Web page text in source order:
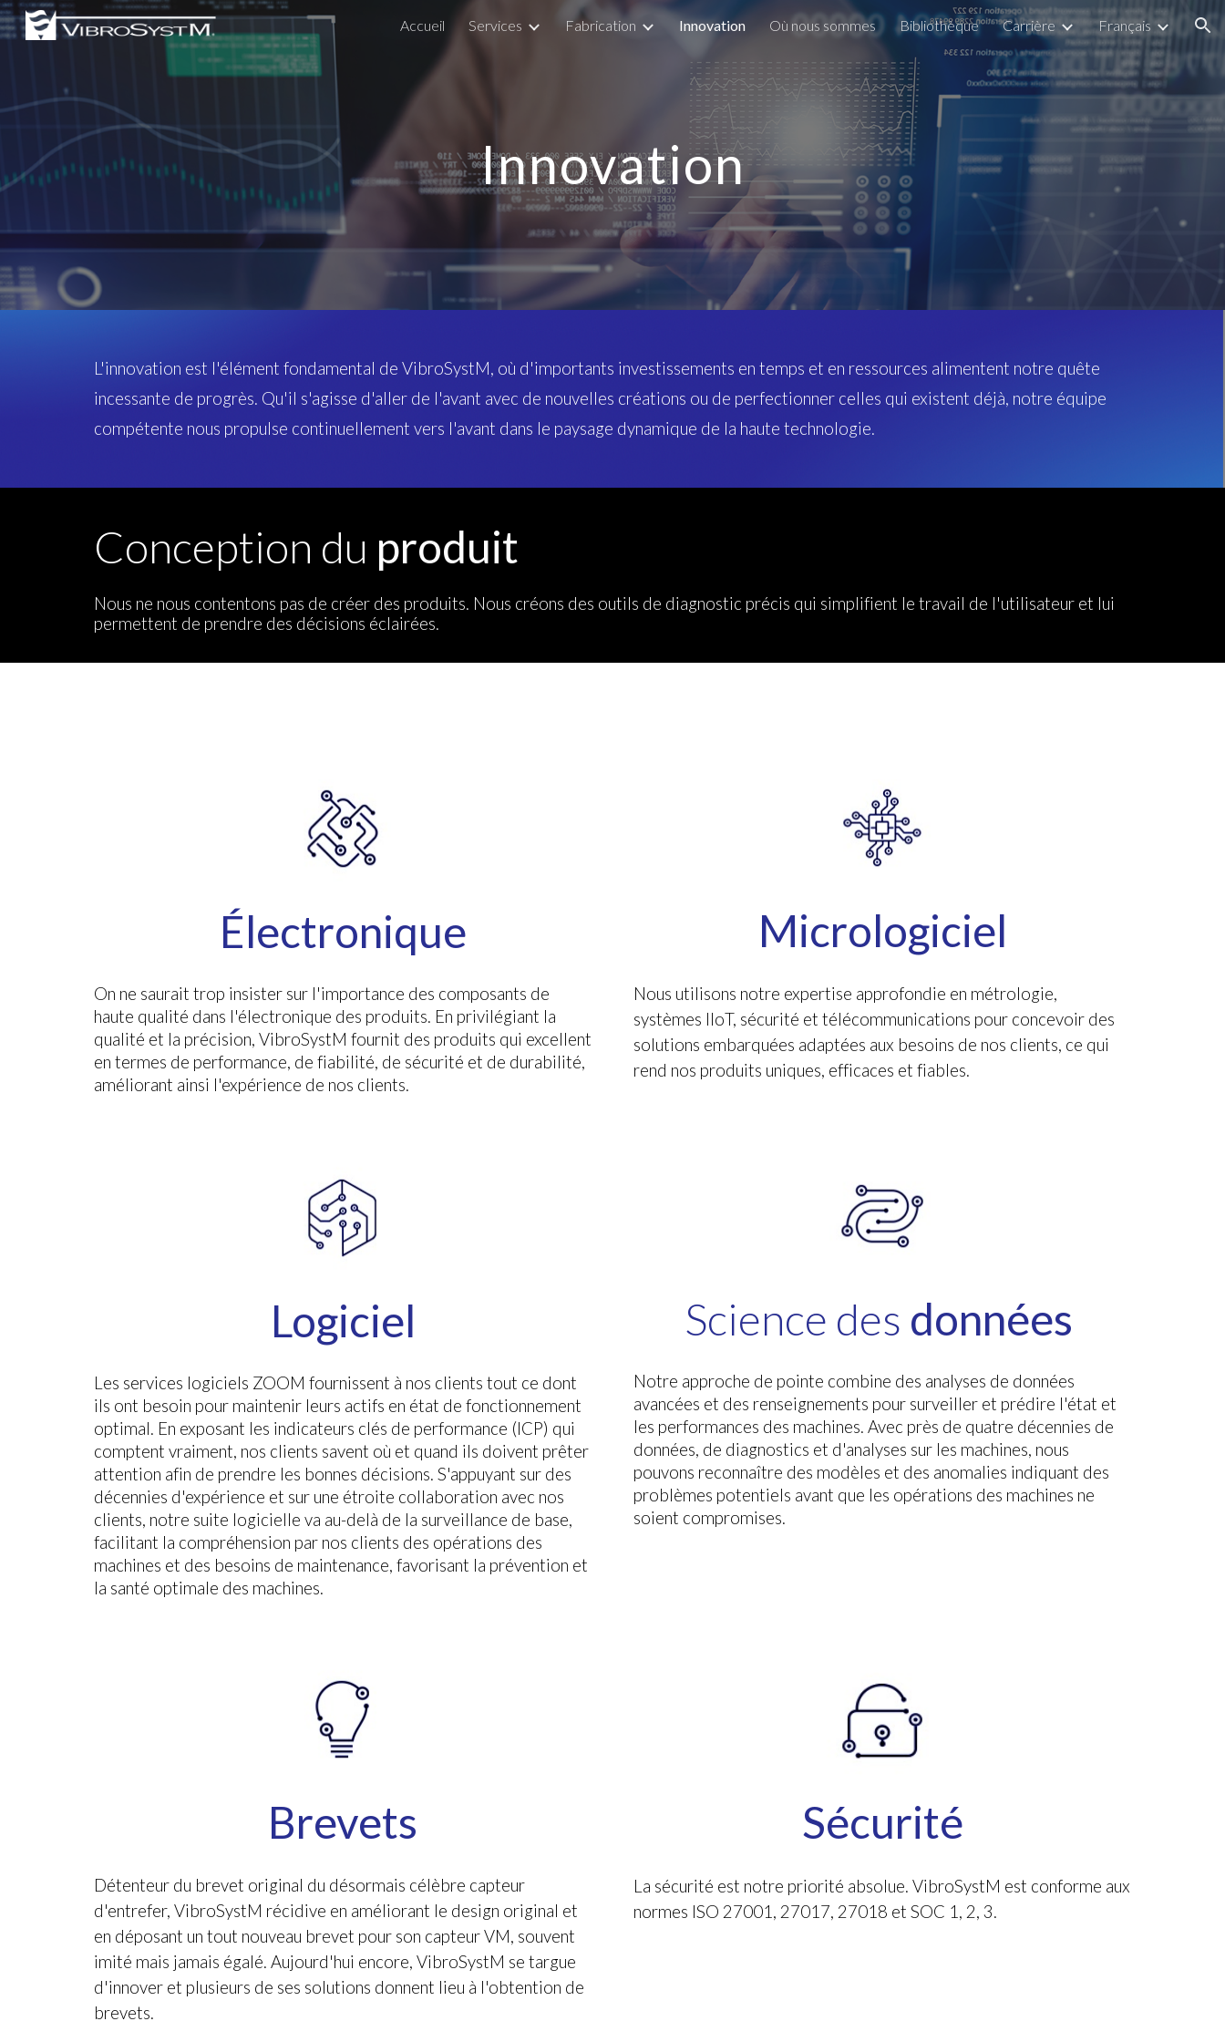
Skip to main content Skip to navigation
Accueil Services Fabrication Innovation Où nous sommes Bibliothèque Carrière Français
Innovation
L'innovation est l'élément fondamental de VibroSystM, où d'importants investissements en temps et en ressources alimentent notre quête
incessante de progrès. Qu'il s'agisse d'aller de l'avant avec de nouvelles créations ou de perfectionner celles qui existent déjà, notre équipe
compétente nous propulse continuellement vers l'avant dans le paysage dynamique de la haute technologie.
Conception du produit
Nous ne nous contentons pas de créer des produits. Nous créons des outils de diagnostic précis qui simplifient le travail de l'utilisateur et lui
permettent de prendre des décisions éclairées.
Électronique
On ne saurait trop insister sur l'importance des composants de
haute qualité dans l'électronique des produits. En privilégiant la
qualité et la précision, VibroSystM fournit des produits qui excellent
en termes de performance, de fiabilité, de sécurité et de durabilité,
améliorant ainsi l'expérience de nos clients.
Micrologiciel
Nous utilisons notre expertise approfondie en métrologie,
systèmes IIoT, sécurité et télécommunications pour concevoir des
solutions embarquées adaptées aux besoins de nos clients, ce qui
rend nos produits uniques, efficaces et fiables.
Logiciel
Les services logiciels ZOOM fournissent à nos clients tout ce dont
ils ont besoin pour maintenir leurs actifs en état de fonctionnement
optimal. En exposant les indicateurs clés de performance (ICP) qui
comptent vraiment, nos clients savent où et quand ils doivent prêter
attention afin de prendre les bonnes décisions. S'appuyant sur des
décennies d'expérience et sur une étroite collaboration avec nos
clients, notre suite logicielle va au-delà de la surveillance de base,
facilitant la compréhension par nos clients des opérations des
machines et des besoins de maintenance, favorisant la prévention et
la santé optimale des machines.
Science des données
Notre approche de pointe combine des analyses de données
avancées et des renseignements pour surveiller et prédire l'état et
les performances des machines. Avec près de quatre décennies de
données, de diagnostics et d'analyses sur les machines, nous
pouvons reconnaître des modèles et des anomalies indiquant des
problèmes potentiels avant que les opérations des machines ne
soient compromises.
Brevets
Détenteur du brevet original du désormais célèbre capteur
d'entrefer, VibroSystM récidive en améliorant le design original et
en déposant un tout nouveau brevet pour son capteur VM, souvent
imité mais jamais égalé. Aujourd'hui encore, VibroSystM se targue
d'innover et plusieurs de ses solutions donnent lieu à l'obtention de
brevets.
Sécurité
La sécurité est notre priorité absolue. VibroSystM est conforme aux
normes ISO 27001, 27017, 27018 et SOC 1, 2, 3.